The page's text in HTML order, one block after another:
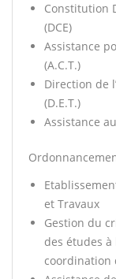
Constitution
(DCE)
Assistance
(A.C.T.)
Direction de
(D.E.T.)
Assistance
et Travaux
Gestion du
des études
coordination